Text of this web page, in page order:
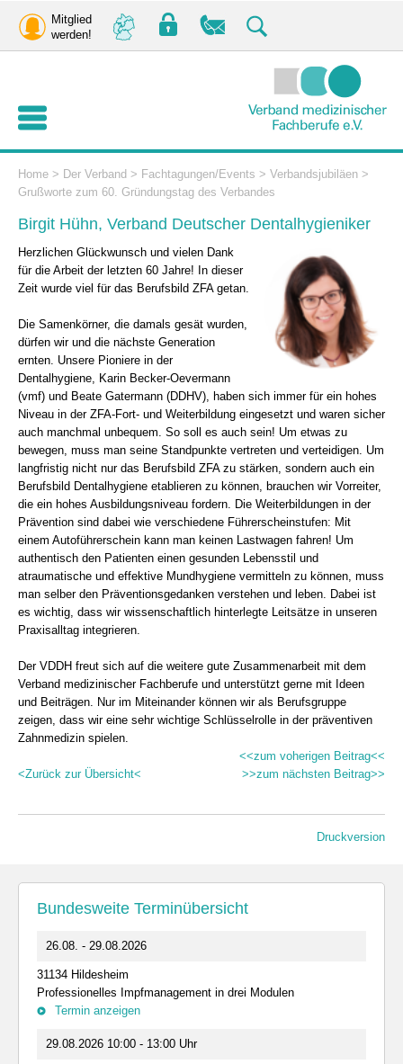
Mitglied
werden!
Home > Der Verband > Fachtagungen/Events > Verbandsjubiläen >
Grußworte zum 60. Gründungstag des Verbandes
Birgit Hühn, Verband Deutscher Dentalhygieniker
Herzlichen Glückwunsch und vielen Dank
für die Arbeit der letzten 60 Jahre! In dieser
Zeit wurde viel für das Berufsbild ZFA getan.
Die Samenkörner, die damals gesät wurden,
dürfen wir und die nächste Generation
ernten. Unsere Pioniere in der
Dentalhygiene, Karin Becker-Oevermann
(vmf) und Beate Gatermann (DDHV), haben sich immer für ein hohes
Niveau in der ZFA-Fort- und Weiterbildung eingesetzt und waren sicher
auch manchmal unbequem. So soll es auch sein! Um etwas zu
bewegen, muss man seine Standpunkte vertreten und verteidigen. Um
langfristig nicht nur das Berufsbild ZFA zu stärken, sondern auch ein
Berufsbild Dentalhygiene etablieren zu können, brauchen wir Vorreiter,
die ein hohes Ausbildungsniveau fordern. Die Weiterbildungen in der
Prävention sind dabei wie verschiedene Führerscheinstufen: Mit
einem Autoführerschein kann man keinen Lastwagen fahren! Um
authentisch den Patienten einen gesunden Lebensstil und
atraumatische und effektive Mundhygiene vermitteln zu können, muss
man selber den Präventionsgedanken verstehen und leben. Dabei ist
es wichtig, dass wir wissenschaftlich hinterlegte Leitsätze in unseren
Praxisalltag integrieren.
Der VDDH freut sich auf die weitere gute Zusammenarbeit mit dem
Verband medizinischer Fachberufe und unterstützt gerne mit Ideen
und Beiträgen. Nur im Miteinander können wir als Berufsgruppe
zeigen, dass wir eine sehr wichtige Schlüsselrolle in der präventiven
Zahnmedizin spielen.
<<zum voherigen Beitrag<<
>>zum nächsten Beitrag>>
<Zurück zur Übersicht<
Druckversion
Bundesweite Terminübersicht
26.08. - 29.08.2026
31134 Hildesheim
Professionelles Impfmanagement in drei Modulen
Termin anzeigen
29.08.2026 10:00 - 13:00 Uhr